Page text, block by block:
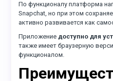
По функционалу платформа
Snapchat, но при этом
активно развивается как
Приложение доступно для
также имеет браузерную
функционалом.